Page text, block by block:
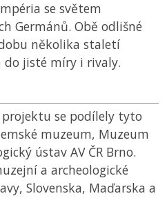
se světem
Germánů. Obě odlišné
několika staletí
do jisté míry i rivaly.
se podílely tyto
muzeum, Muzeum
ústav AV ČR Brno.
a archeologické
Slovenska, Maďarska a